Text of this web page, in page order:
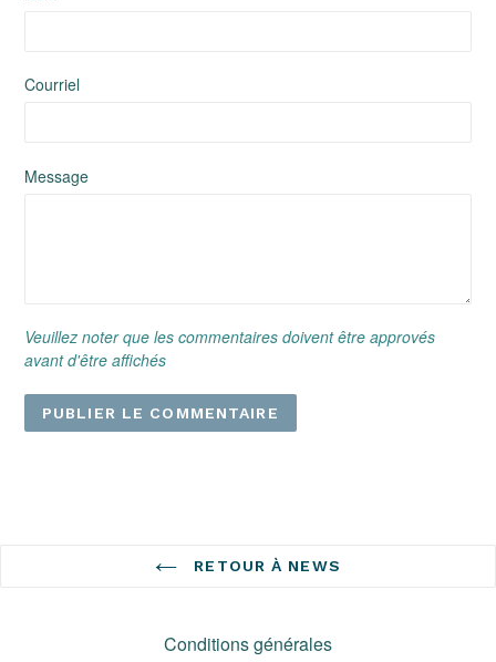
Courriel
Message
Veuillez noter que les commentaires doivent être approvés
avant d'être affichés
RETOUR À NEWS
Conditions générales